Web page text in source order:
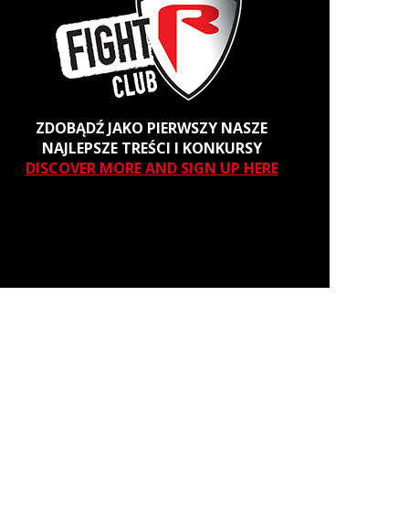
ZDOBĄDŹ JAKO PIERWSZY NASZE
NAJLEPSZE TREŚCI I KONKURSY
DISCOVER MORE AND SIGN UP HERE